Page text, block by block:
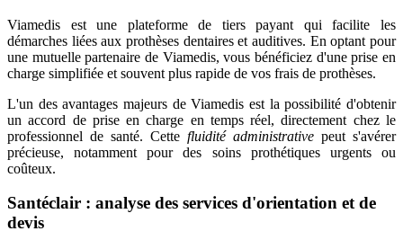
Viamedis est une plateforme de tiers payant qui facilite les
démarches liées aux prothèses dentaires et auditives. En optant pour
une mutuelle partenaire de Viamedis, vous bénéficiez d'une prise en
charge simplifiée et souvent plus rapide de vos frais de prothèses.
L'un des avantages majeurs de Viamedis est la possibilité d'obtenir
un accord de prise en charge en temps réel, directement chez le
professionnel de santé. Cette fluidité administrative peut s'avérer
précieuse, notamment pour des soins prothétiques urgents ou
coûteux.
Santéclair : analyse des services d'orientation et de
devis